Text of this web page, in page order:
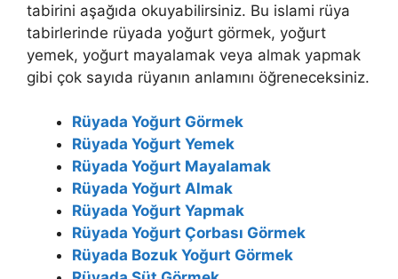
tabirini aşağıda okuyabilirsiniz. Bu islami rüya
tabirlerinde rüyada yoğurt görmek, yoğurt
yemek, yoğurt mayalamak veya almak yapmak
gibi çok sayıda rüyanın anlamını öğreneceksiniz.
Rüyada Yoğurt Görmek
Rüyada Yoğurt Yemek
Rüyada Yoğurt Mayalamak
Rüyada Yoğurt Almak
Rüyada Yoğurt Yapmak
Rüyada Yoğurt Çorbası Görmek
Rüyada Bozuk Yoğurt Görmek